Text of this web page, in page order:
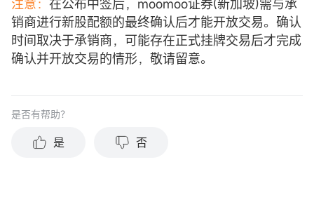
销商进行新股配额的最终确认后才能开放交易。确认
时间取决于承销商，可能存在正式挂牌交易后才完成
确认并开放交易的情形，敬请留意。
是否有帮助？
是 否